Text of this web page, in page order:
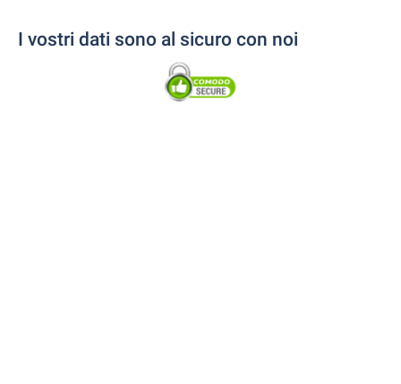
I vostri dati sono al sicuro con noi